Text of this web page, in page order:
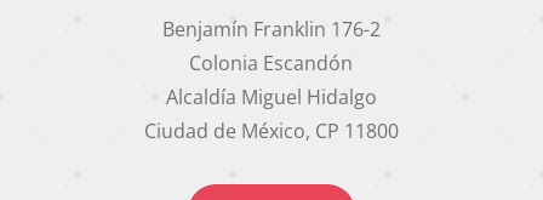
Benjamín Franklin 176-2
Colonia Escandón
Alcaldía Miguel Hidalgo
Ciudad de México, CP 11800